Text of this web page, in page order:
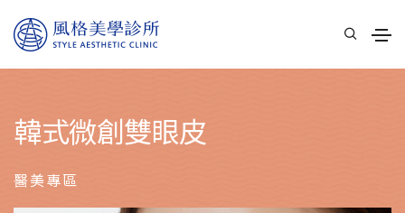
韓式微創雙眼皮
醫美專區